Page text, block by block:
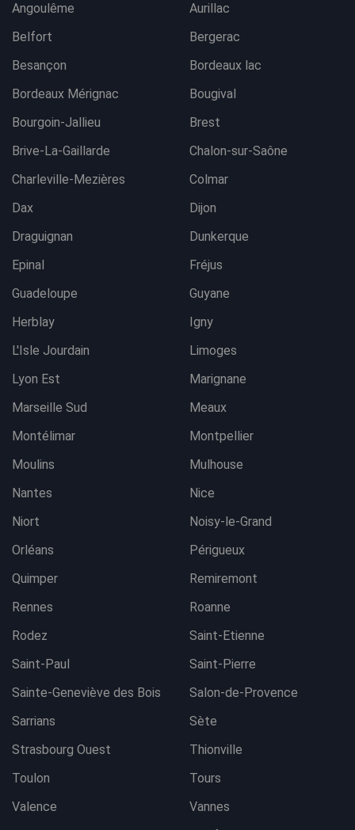
Angoulême
Aurillac
Belfort
Bergerac
Besançon
Bordeaux lac
Bordeaux Mérignac
Bougival
Bourgoin-Jallieu
Brest
Brive-La-Gaillarde
Chalon-sur-Saône
Charleville-Mezières
Colmar
Dax
Dijon
Draguignan
Dunkerque
Epinal
Fréjus
Guadeloupe
Guyane
Herblay
Igny
L'Isle Jourdain
Limoges
Lyon Est
Marignane
Marseille Sud
Meaux
Montélimar
Montpellier
Moulins
Mulhouse
Nantes
Nice
Niort
Noisy-le-Grand
Orléans
Périgueux
Quimper
Remiremont
Rennes
Roanne
Rodez
Saint-Etienne
Saint-Paul
Saint-Pierre
Sainte-Geneviève des Bois
Salon-de-Provence
Sarrians
Sète
Strasbourg Ouest
Thionville
Toulon
Tours
Valence
Vannes